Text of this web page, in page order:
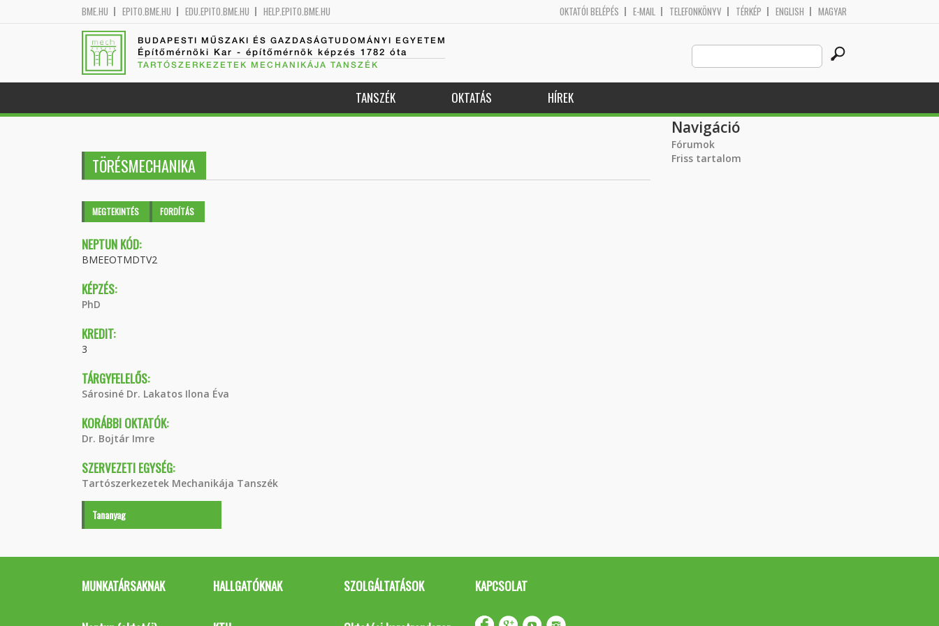
BME.HU EPITO.BME.HU EDU.EPITO.BME.HU HELP.EPITO.BME.HU OKTATÓI BELÉPÉS E-MAIL TELEFONKÖNYV TÉRKÉP ENGLISH MAGYAR
BUDAPESTI MŰSZAKI ÉS GAZDASÁGTUDOMÁNYI EGYETEM
Építőmérnöki Kar - építőmérnök képzés 1782 óta
TARTÓSZERKEZETEK MECHANIKÁJA TANSZÉK
Search
this
site
TANSZÉK OKTATÁS HÍREK
TÖRÉSMECHANIKA
Elsődleges fülek
MEGTEKINTÉS (AKTÍVFORDÍTÁS
NEPTUN KÓD:
BMEEOTMDTV2
KÉPZÉS:
PhD
KREDIT:
3
TÁRGYFELELŐS:
Sárosiné Dr. Lakatos Ilona Éva
KORÁBBI OKTATÓK:
Dr. Bojtár Imre
SZERVEZETI EGYSÉG:
Tartószerkezetek Mechanikája Tanszék
Tananyag
Navigáció
Fórumok
Friss tartalom
MUNKATÁRSAKNAK HALLGATÓKNAK SZOLGÁLTATÁSOK KAPCSOLAT